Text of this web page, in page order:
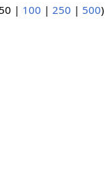
50 | 100 | 250 | 500)